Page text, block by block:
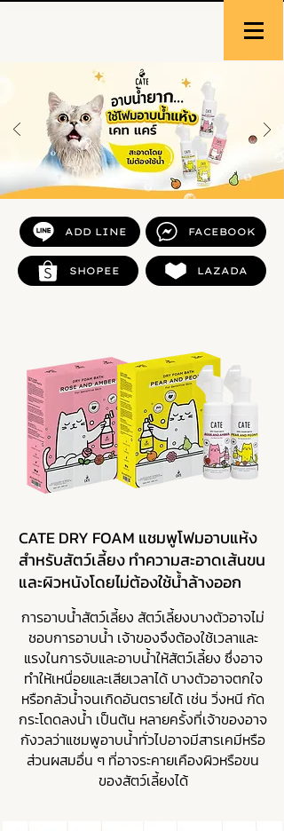
ADD LINE FACEBOOK
SHOPEE LAZADA
CATE DRY FOAM แชมพูโฟมอาบแห้ง
สำหรับสัตว์เลี้ยง ทำความสะอาดเส้นขน
และผิวหนังโดยไม่ต้องใช้น้ำล้างออก
การอาบน้ำสัตว์เลี้ยง สัตว์เลี้ยงบางตัวอาจไม่
ชอบการอาบน้ำ เจ้าของจึงต้องใช้เวลาและ
แรงในการจับและอาบน้ำให้สัตว์เลี้ยง ซึ่งอาจ
ทำให้เหนื่อยและเสียเวลาได้ บางตัวอาจตกใจ
หรือกลัวน้ำจนเกิดอันตรายได้ เช่น วิ่งหนี กัด
กระโดดลงน้ำ เป็นต้น หลายครั้งที่เจ้าของอาจ
กังวลว่าแชมพูอาบน้ำทั่วไปอาจมีสารเคมีหรือ
ส่วนผสมอื่น ๆ ที่อาจระคายเคืองผิวหรือขน
ของสัตว์เลี้ยงได้